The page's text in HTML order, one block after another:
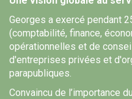
Georges a exercé pendant
(comptabilité, finance,
opérationnelles et de
d'entreprises privées et
parapubliques.
Convaincu de l’importance